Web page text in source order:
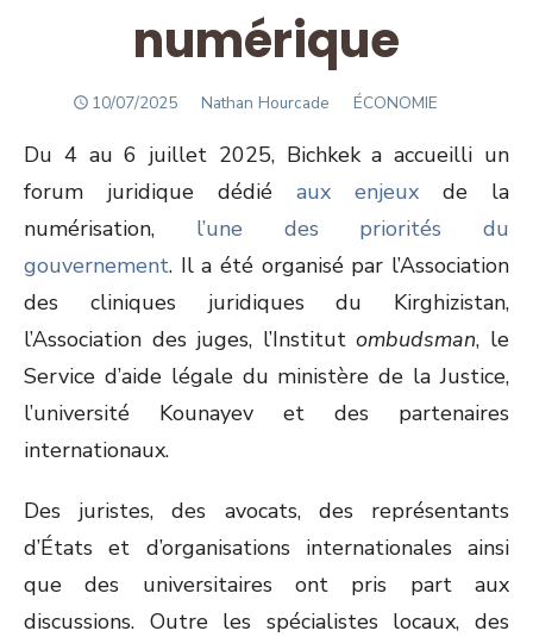
numérique
POSTED
10/07/2025 Author
Nathan Hourcade ÉCONOMIE
Du 4 au 6 juillet 2025, Bichkek a accueilli un
forum juridique dédié aux enjeux de la
numérisation, l’une des priorités du
gouvernement. Il a été organisé par l’Association
des cliniques juridiques du Kirghizistan,
l’Association des juges, l’Institutombudsman, le
Service d’aide légale du ministère de la Justice,
l’université Kounayev et des partenaires
internationaux.
Des juristes, des avocats, des représentants
d’États et d’organisations internationales ainsi
que des universitaires ont pris part aux
discussions. Outre les spécialistes locaux, des